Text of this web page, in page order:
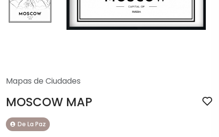
Mapas de Ciudades
MOSCOW MAP
De La Paz